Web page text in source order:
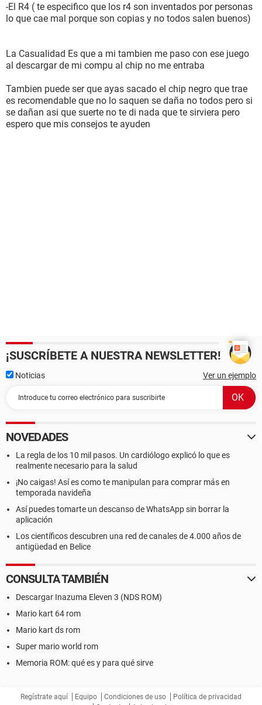
-El R4 ( te especifico que los r4 son inventados por personas
lo que cae mal porque son copias y no todos salen buenos)
La Casualidad Es que a mi tambien me paso con ese juego
al descargar de mi compu al chip no me entraba
Tambien puede ser que ayas sacado el chip negro que trae
es recomendable que no lo saquen se daña no todos pero si
se dañan asi que suerte no te di nada que te sirviera pero
espero que mis consejos te ayuden
¡SUSCRÍBETE A NUESTRA NEWSLETTER!
Noticias Ver un ejemplo
NOVEDADES
La regla de los 10 mil pasos. Un cardiólogo explicó lo que es
realmente necesario para la salud
¡No caigas! Así es como te manipulan para comprar más en
temporada navideña
Así puedes tomarte un descanso de WhatsApp sin borrar la
aplicación
Los científicos descubren una red de canales de 4.000 años de
antigüedad en Belice
CONSULTA TAMBIÉN
Descargar Inazuma Eleven 3 (NDS ROM)
Mario kart 64 rom
Mario kart ds rom
Super mario world rom
Memoria ROM: qué es y para qué sirve
Regístrate aquí Equipo Condiciones de uso
Política de privacidad